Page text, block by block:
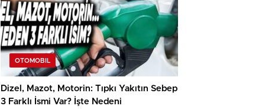
OTOMOBIL
Dizel, Mazot, Motorin: Tıpkı Yakıtın Sebep
3 Farklı İsmi Var? İşte Nedeni